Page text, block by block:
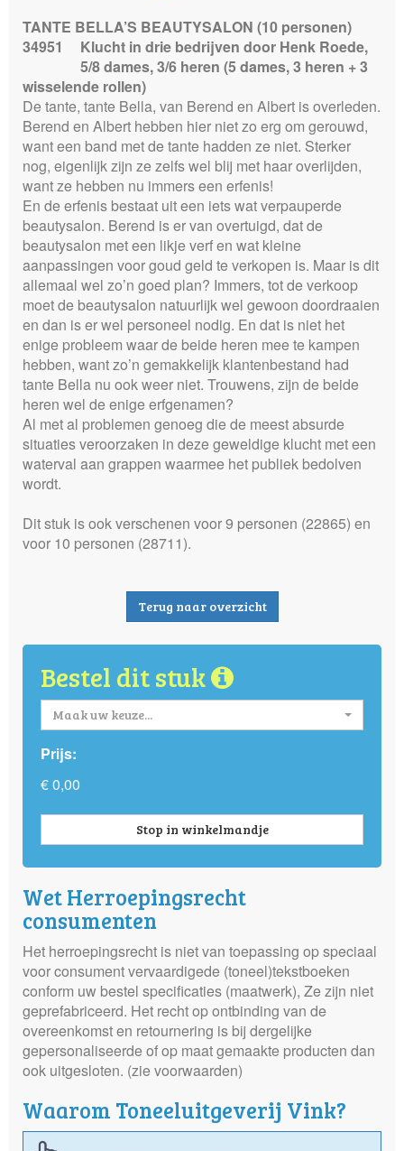
TANTE BELLA’S BEAUTYSALON (10 personen)
34951
Klucht in drie bedrijven door Henk Roede,
5/8 dames, 3/6 heren (5 dames, 3 heren + 3
wisselende rollen)
De tante, tante Bella, van Berend en Albert is overleden.
Berend en Albert hebben hier niet zo erg om gerouwd,
want een band met de tante hadden ze niet. Sterker
nog, eigenlijk zijn ze zelfs wel blij met haar overlijden,
want ze hebben nu immers een erfenis!
En de erfenis bestaat uit een iets wat verpauperde
beautysalon. Berend is er van overtuigd, dat de
beautysalon met een likje verf en wat kleine
aanpassingen voor goud geld te verkopen is. Maar is dit
allemaal wel zo’n goed plan? Immers, tot de verkoop
moet de beautysalon natuurlijk wel gewoon doordraaien
en dan is er wel personeel nodig. En dat is niet het
enige probleem waar de beide heren mee te kampen
hebben, want zo’n gemakkelijk klantenbestand had
tante Bella nu ook weer niet. Trouwens, zijn de beide
heren wel de enige erfgenamen?
Al met al problemen genoeg die de meest absurde
situaties veroorzaken in deze geweldige klucht met een
waterval aan grappen waarmee het publiek bedolven
wordt.
Dit stuk is ook verschenen voor 9 personen (22865) en
voor 10 personen (28711).
Terug naar overzicht
Bestel dit stuk
Maak uw keuze...
Prijs:
€ 0,00
Stop in winkelmandje
Wet Herroepingsrecht
consumenten
Het herroepingsrecht is niet van toepassing op speciaal
voor consument vervaardigede (toneel)tekstboeken
conform uw bestel specificaties (maatwerk), Ze zijn niet
geprefabriceerd. Het recht op ontbinding van de
overeenkomst en retournering is bij dergelijke
gepersonaliseerde of op maat gemaakte producten dan
ook uitgesloten. (zie voorwaarden)
Waarom Toneeluitgeverij Vink?